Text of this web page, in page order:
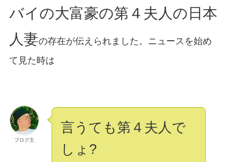
バイの大富豪の第４夫人の日本
人妻の存在が伝えられました。ニュースを始め
て見た時は
ブログ主
言うても第４夫人で
しょ?